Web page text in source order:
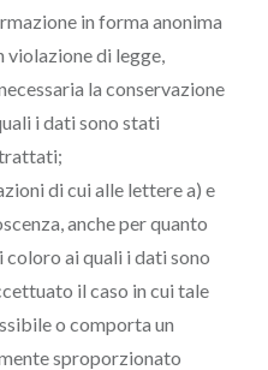
in forma anonima
di legge,
la conservazione
i dati sono stati
di cui alle lettere a) e
anche per quanto
ai quali i dati sono
il caso in cui tale
o comporta un
sproporzionato